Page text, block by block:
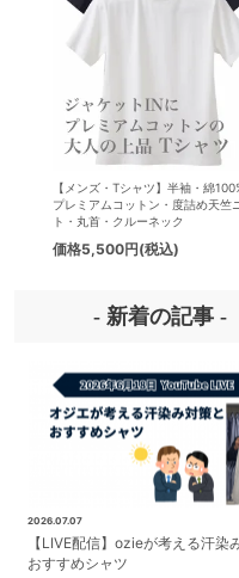
【メンズ・Tシャツ】半袖・綿
プレミアムコットン・度詰め天竺
ト・丸首・クルーネック
価格5,500円(税込)
- 新着の記事 -
2026.07.07
【LIVE配信】ozieが考える汗染
おすすめシャツ